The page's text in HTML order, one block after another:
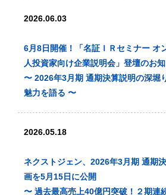
2026.06.03
6月8日開催！「名証ＩＲセミナー オ
人投資家向け企業説明会」登壇のお
〜 2026年3月期 通期決算説明の深堀
魅力を語る 〜
2026.05.18
ネクストジェン、2026年3月期 通期
画を5月15日に公開
〜 過去最高売上40億円突破！２期連